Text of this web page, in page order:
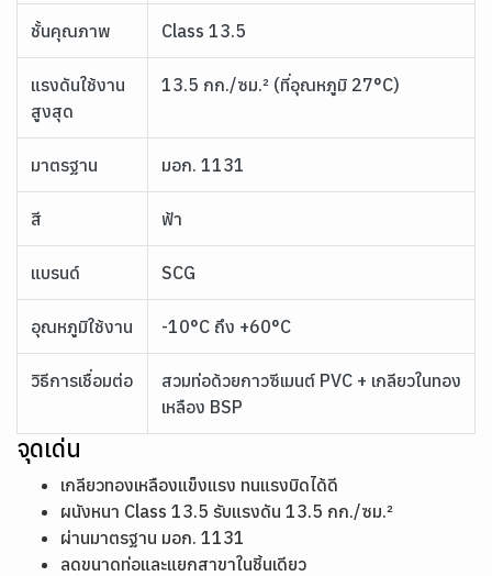
ชั้นคุณภาพ Class 13.5
แรงดันใช้งาน
สูงสุด
13.5 กก./ซม.² (ที่อุณหภูมิ 27°C)
มาตรฐาน มอก. 1131
สี ฟ้า
แบรนด์ SCG
อุณหภูมิใช้งาน -10°C ถึง +60°C
วิธีการเชื่อมต่อ
สวมท่อด้วยกาวซีเมนต์ PVC + เกลียวในทอง
เหลือง BSP
จุดเด่น
เกลียวทองเหลืองแข็งแรง ทนแรงบิดได้ดี
ผนังหนา Class 13.5 รับแรงดัน 13.5 กก./ซม.²
ผ่านมาตรฐาน มอก. 1131
ลดขนาดท่อและแยกสาขาในชิ้นเดียว